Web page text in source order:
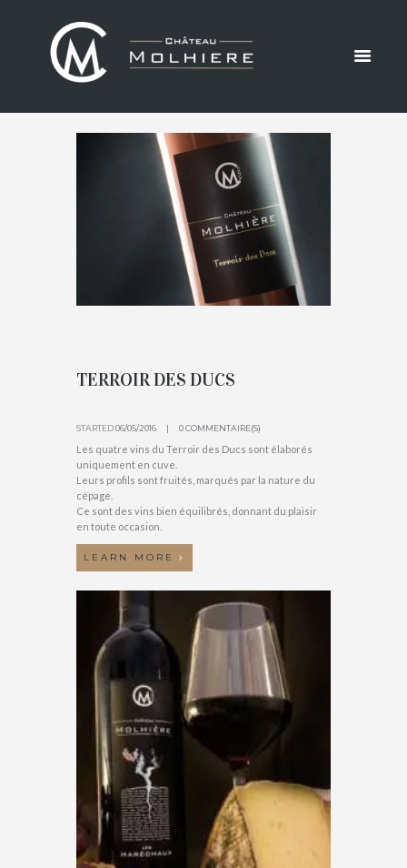
GAMME
TERROIR DES DUCS
STARTED06/05/2016 0 COMMENTAIRE(S)
Les quatre vins du Terroir des Ducs sont élaborés
uniquement en cuve.
Leurs profils sont fruités, marqués par la nature du
cépage.
Ce sont des vins bien équilibrés, donnant du plaisir
en toute occasion.
LEARN MORE